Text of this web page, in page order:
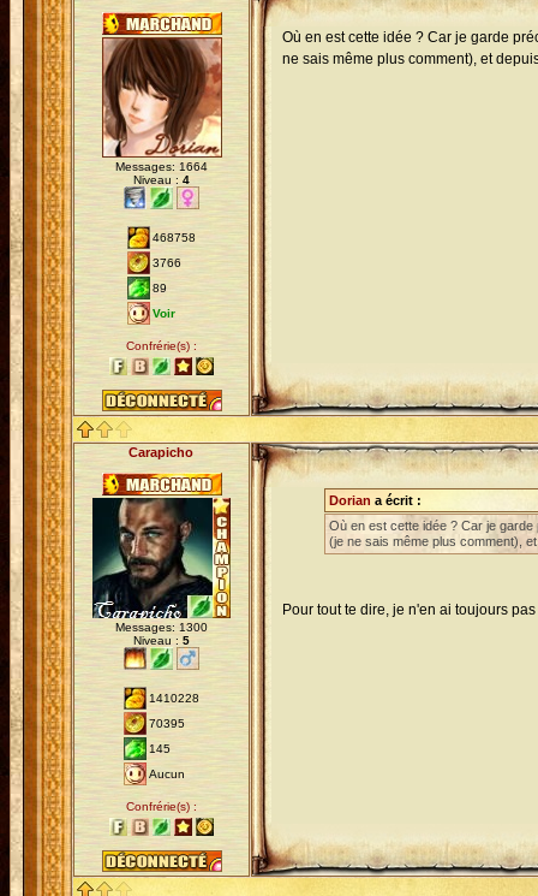
Messages: 1664
Niveau : 4
468758
3766
89
Voir
Confrérie(s) :
Où en est cette idée ? Car je garde
ne sais même plus comment), et
Carapicho
Messages: 1300
Niveau : 5
1410228
70395
145
Aucun
Confrérie(s) :
Dorian a écrit :
Où en est cette idée ? Car je
(je ne sais même plus comment),
Pour tout te dire, je n'en ai toujours